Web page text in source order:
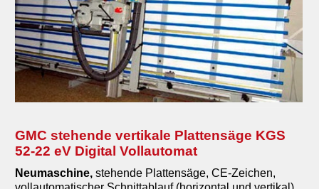
GMC stehende vertikale Plattensäge KGS
52-22 eV Digital Vollautomat
Neumaschine, stehende Plattensäge, CE-Zeichen,